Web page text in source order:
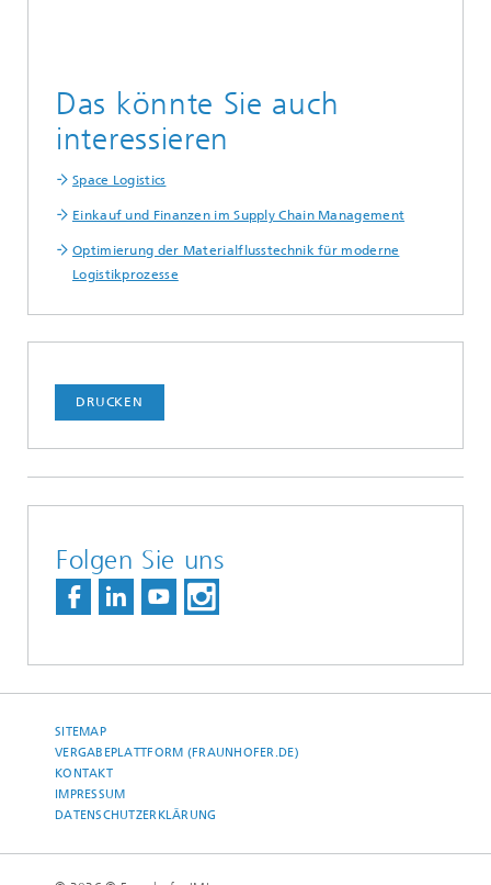
Das könnte Sie auch
interessieren
Space Logistics
Einkauf und Finanzen im Supply Chain Management
Optimierung der Materialflusstechnik für moderne
Logistikprozesse
DRUCKEN
Folgen Sie uns
SITEMAP
VERGABEPLATTFORM (FRAUNHOFER.DE)
KONTAKT
IMPRESSUM
DATENSCHUTZERKLÄRUNG